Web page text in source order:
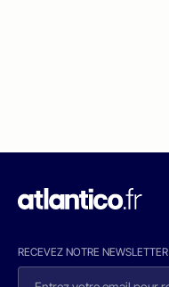
RECEVEZ NOTRE NEWSLETTER